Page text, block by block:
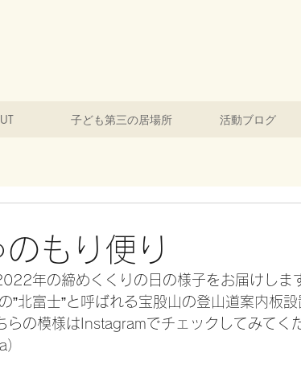
子ども第三の居場所 活動ブログ
もり便り
年の締めくくりの日の様子をお届けしま
”北富士”と呼ばれる宝股山の登山道案内板
らの模様はInstagramでチェックしてみてく